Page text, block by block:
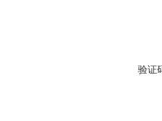
验证